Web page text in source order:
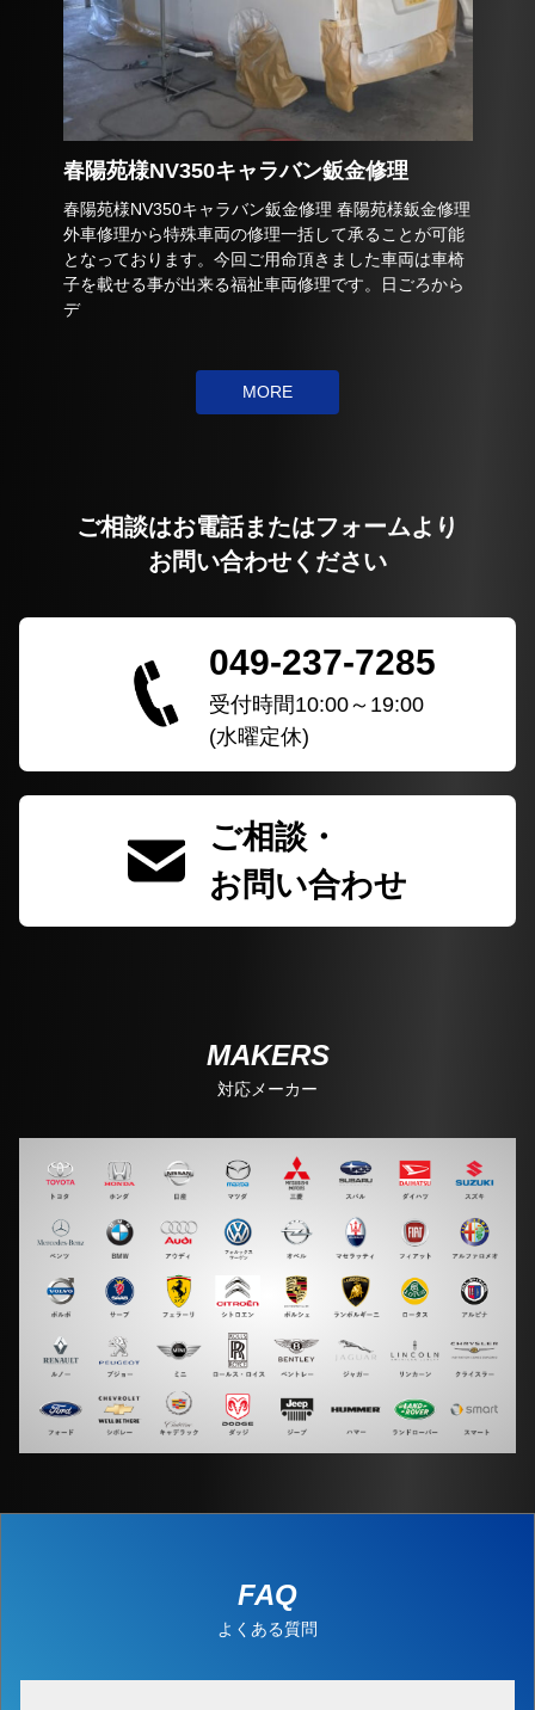
春陽苑様NV350キャラバン鈑金修理
春陽苑様NV350キャラバン鈑金修理 春陽苑様鈑金修理
外車修理から特殊車両の修理一括して承ることが可能
となっております。今回ご用命頂きました車両は車椅
子を載せる事が出来る福祉車両修理です。日ごろから
デ
MORE
ご相談はお電話またはフォームより
お問い合わせください
049-237-7285
受付時間10:00～19:00
(水曜定休)
ご相談・
お問い合わせ
MAKERS
対応メーカー
FAQ
よくある質問